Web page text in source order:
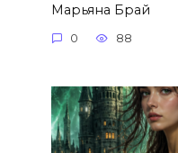
Марьяна Брай
0 88